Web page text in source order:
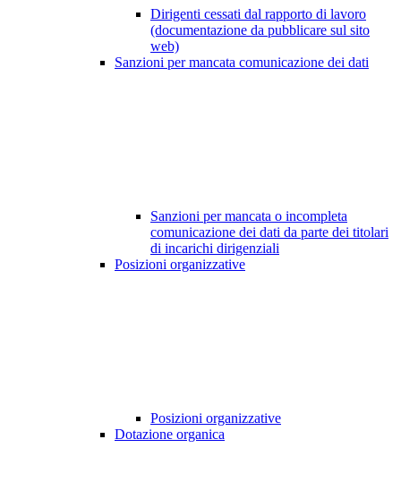
Dirigenti cessati dal rapporto di lavoro
(documentazione da pubblicare sul sito
web)
Sanzioni per mancata comunicazione dei dati
Sanzioni per mancata o incompleta
comunicazione dei dati da parte dei titolari
di incarichi dirigenziali
Posizioni organizzative
Posizioni organizzative
Dotazione organica